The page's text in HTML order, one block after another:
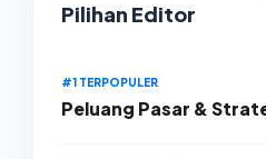
Pilihan Editor
#1 TERPOPULER
Peluang Pasar &